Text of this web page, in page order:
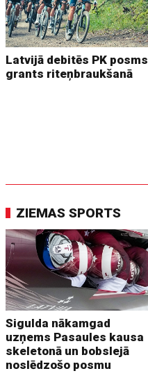
Latvijā debitēs PK posms
grants riteņbraukšanā
ZIEMAS SPORTS
Sigulda nākamgad
uzņems Pasaules kausa
skeletonā un bobslejā
noslēdzošo posmu